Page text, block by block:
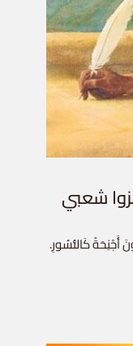
أَجْنِحَةً كَالنُّسُورِ.